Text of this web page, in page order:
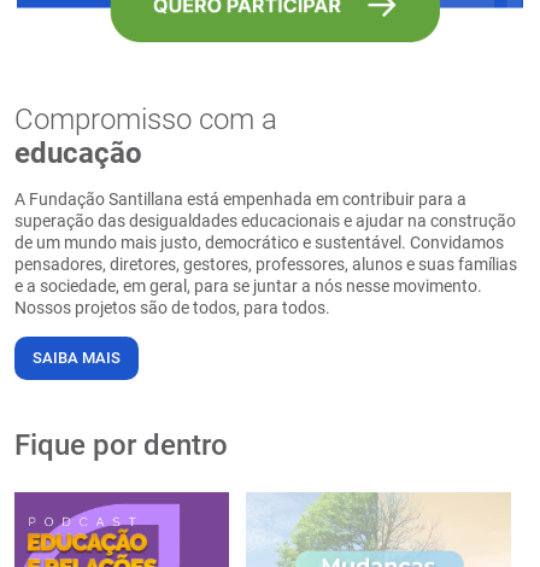
Compromisso com a
educação
A Fundação Santillana está empenhada em contribuir para a
superação das desigualdades educacionais e ajudar na construção
de um mundo mais justo, democrático e sustentável. Convidamos
pensadores, diretores, gestores, professores, alunos e suas famílias
e a sociedade, em geral, para se juntar a nós nesse movimento.
Nossos projetos são de todos, para todos.
SAIBA MAIS
Fique por dentro